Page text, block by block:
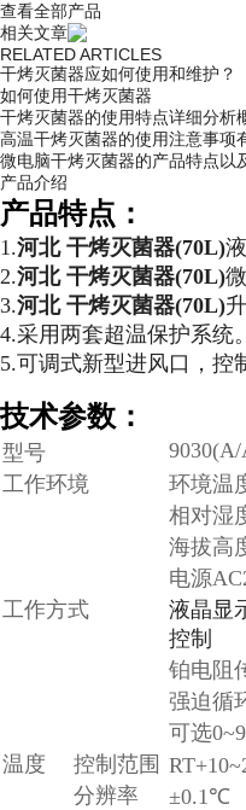
查看全部产品
相关文章
RELATED ARTICLES
干烤灭菌器应如何使用和维护？
如何使用干烤灭菌器
干烤灭菌器的使用特点详细分析
高温干烤灭菌器的使用注意事项
微电脑干烤灭菌器的产品特点以
产品介绍
产品特点：
1.河北 干烤灭菌器(70L)
2.河北 干烤灭菌器(70L)
3.河北 干烤灭菌器(70L)
4.采用两套超温保护系统
5.可调式新型进风口，控
技术参数：
型号
工作环境
环境温
相对湿
海拔高
电源
工作方式
液晶显
控制
铂电阻
强迫循
可选
温度
控制范围
分辨率
±0.1℃